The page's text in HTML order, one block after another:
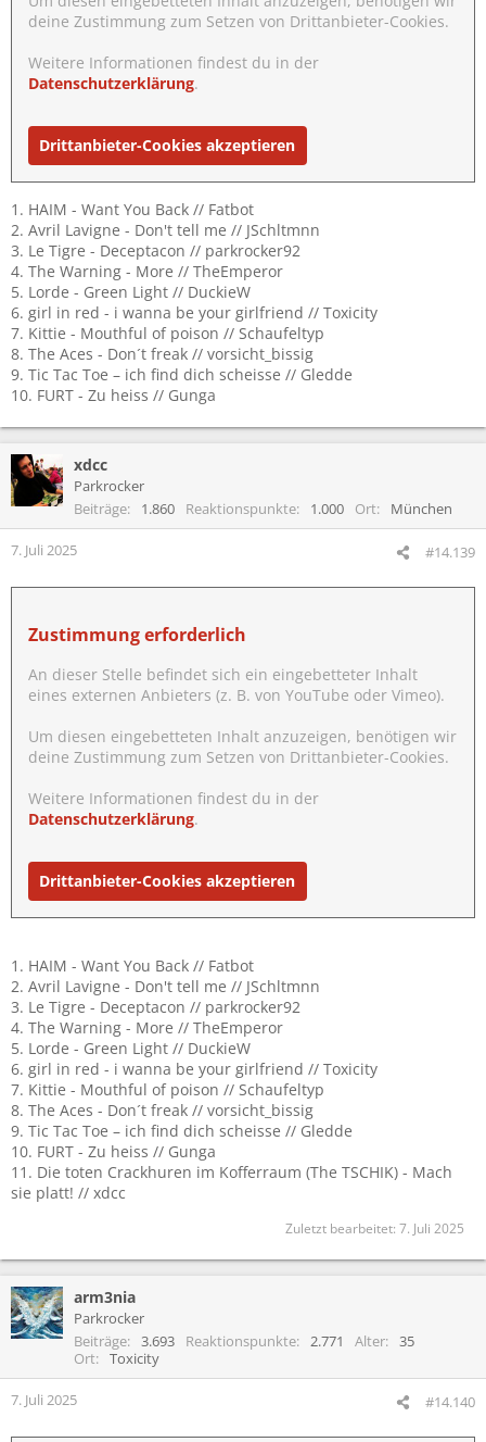
deine Zustimmung zum Setzen von Drittanbieter-Cookies.
Weitere Informationen findest du in der
Datenschutzerklärung.
Drittanbieter-Cookies akzeptieren
1. HAIM - Want You Back // Fatbot
2. Avril Lavigne - Don't tell me // JSchltmnn
3. Le Tigre - Deceptacon // parkrocker92
4. The Warning - More // TheEmperor
5. Lorde - Green Light // DuckieW
6. girl in red - i wanna be your girlfriend // Toxicity
7. Kittie - Mouthful of poison // Schaufeltyp
8. The Aces - Don´t freak // vorsicht_bissig
9. Tic Tac Toe – ich find dich scheisse // Gledde
10. FURT - Zu heiss // Gunga
xdcc
Parkrocker
Beiträge
1.860 Reaktionspunkte 1.000 Ort München
7. Juli 2025 #14.139
Zustimmung erforderlich
An dieser Stelle befindet sich ein eingebetteter Inhalt
eines externen Anbieters (z. B. von YouTube oder Vimeo).
Um diesen eingebetteten Inhalt anzuzeigen, benötigen wir
deine Zustimmung zum Setzen von Drittanbieter-Cookies.
Weitere Informationen findest du in der
Datenschutzerklärung.
Drittanbieter-Cookies akzeptieren
1. HAIM - Want You Back // Fatbot
2. Avril Lavigne - Don't tell me // JSchltmnn
3. Le Tigre - Deceptacon // parkrocker92
4. The Warning - More // TheEmperor
5. Lorde - Green Light // DuckieW
6. girl in red - i wanna be your girlfriend // Toxicity
7. Kittie - Mouthful of poison // Schaufeltyp
8. The Aces - Don´t freak // vorsicht_bissig
9. Tic Tac Toe – ich find dich scheisse // Gledde
10. FURT - Zu heiss // Gunga
11. Die toten Crackhuren im Kofferraum (The TSCHIK) - Mach
sie platt! // xdcc
Zuletzt bearbeitet: 7. Juli 2025
arm3nia
Parkrocker
Beiträge
3.693 Reaktionspunkte 2.771 Alter
35
Ort
Toxicity
7. Juli 2025 #14.140